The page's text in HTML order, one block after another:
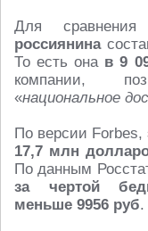
Для
россиянина
То есть она в 9
компании,
«национальное
По версии Forbes,
17,7 млн
По данным
за чертой
меньше 9956 руб.